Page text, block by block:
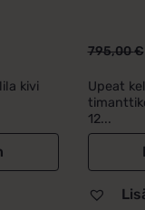
kivi
795,00€
hinta
oli:
hinta
on:
Upeat
12...